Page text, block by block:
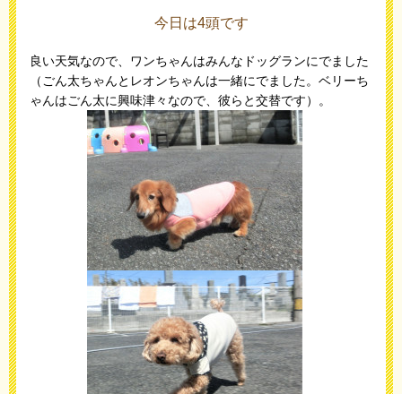
今日は4頭です
良い天気なので、ワンちゃんはみんなドッグランにでました
（ごん太ちゃんとレオンちゃんは一緒にでました。ベリーち
ゃんはごん太に興味津々なので、彼らと交替です）。